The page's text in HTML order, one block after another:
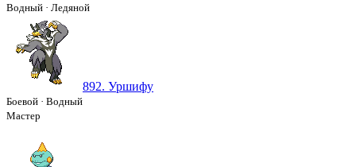
Водный · Ледяной
892. Уршифу
Боевой · Водный
Мастер